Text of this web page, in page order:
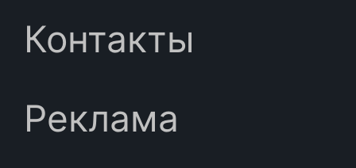
Контакты
Реклама